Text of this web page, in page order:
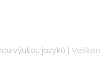
výukou jazyků |